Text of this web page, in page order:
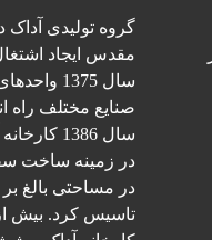
گروه تولیدی
مقدس ایجاد
سال 1375
صنایع مختلف راه
سال 1386
در زمینه ساخت
تاسیس کرد. بیش از 20000 متر